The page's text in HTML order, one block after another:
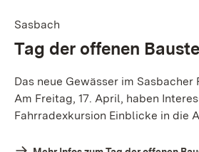
Sasbach
Tag der offenen
Das neue Gewässer im
Am Freitag, 17. April, haben
Fahrradexkursion Einblicke in die